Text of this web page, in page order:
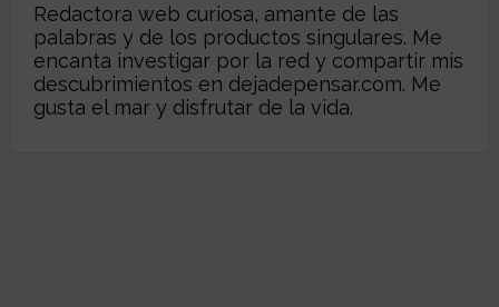
Redactora web curiosa, amante de las
palabras y de los productos singulares. Me
encanta investigar por la red y compartir mis
descubrimientos en dejadepensar.com. Me
gusta el mar y disfrutar de la vida.